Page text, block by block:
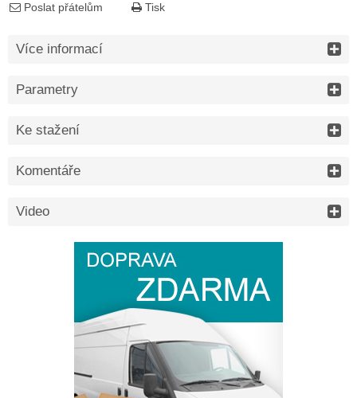
Poslat přátelům Tisk
Více informací
Parametry
Ke stažení
Komentáře
Video